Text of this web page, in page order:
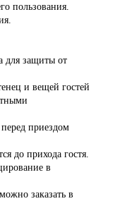
пользования.
для защиты от
и вещей гостей
приездом
до прихода гостя.
в
заказать в